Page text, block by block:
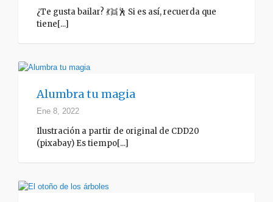
¿Te gusta bailar? 💃👯🕺 Si es así, recuerda que
tiene[...]
Alumbra tu magia
Ene 8, 2022
Ilustración a partir de original de CDD20
(pixabay) Es tiempo[...]